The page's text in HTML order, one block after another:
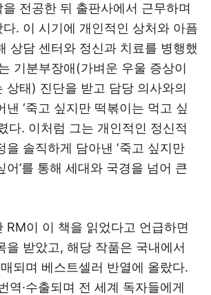
전공한 뒤 출판사에서 근무하며
. 이 시기에 개인적인 상처와 아픔
상담 센터와 정신과 치료를 병행했
기분부장애(가벼운 우울 증상이
상태) 진단을 받고 담당 의사와의
낸 ‘죽고 싶지만 떡볶이는 먹고 싶
다. 이처럼 그는 개인적인 정신적
을 솔직하게 담아낸 ‘죽고 싶지만
어’를 통해 세대와 국경을 넘어 큰
RM이 이 책을 읽었다고 언급하면
을 받았고, 해당 작품은 국내에서
되며 베스트셀러 반열에 올랐다.
역·수출되며 전 세계 독자들에게